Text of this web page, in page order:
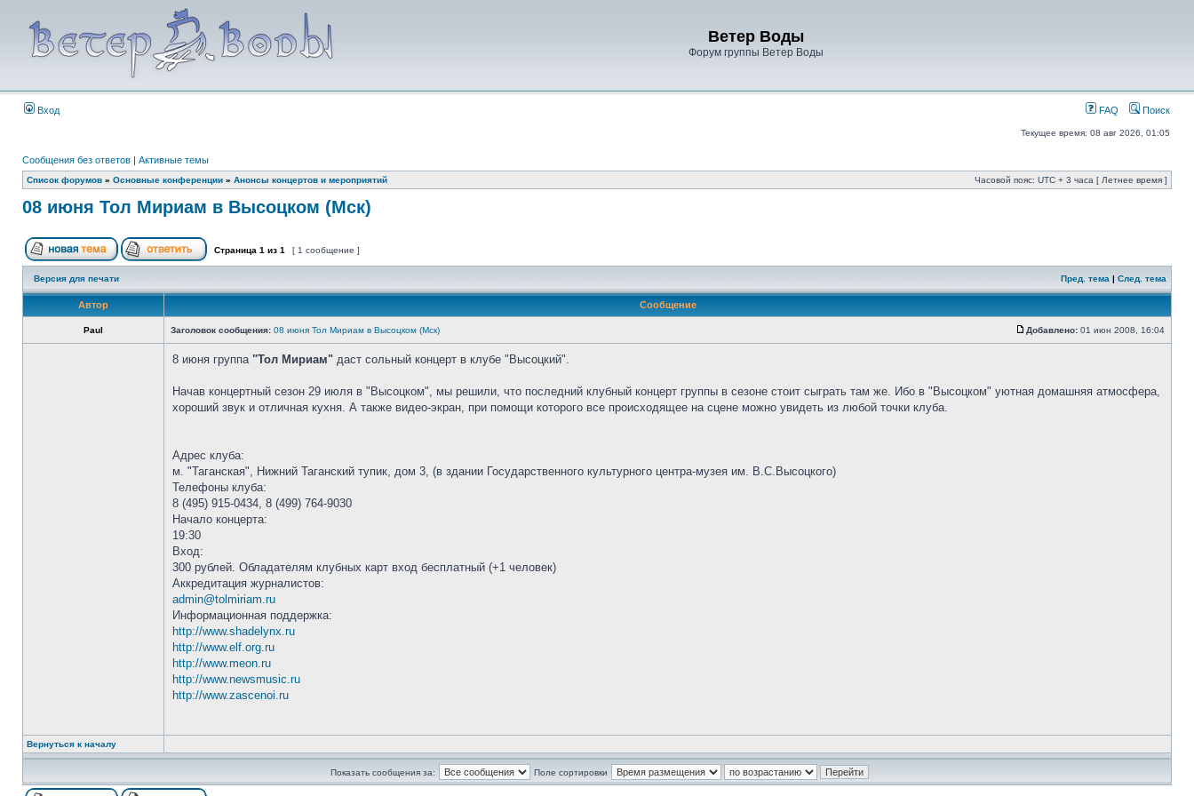
Ветер Воды
Форум группы Ветер Воды
Вход FAQ Поиск
Текущее время: 08 авг 2026, 01:05
Сообщения без ответов | Активные темы
Список форумов » Основные конференции » Анонсы концертов и мероприятий Часовой пояс: UTC + 3 часа [ Летнее время ]
08 июня Тол Мириам в Высоцком (Мск)
Страница 1 из 1 [ 1 сообщение ]
Версия для печати Пред. тема | След. тема
Автор Сообщение
Paul Заголовок сообщения: 08 июня Тол Мириам в Высоцком (Мск) Добавлено: 01 июн 2008, 16:04
8 июня группа "Тол Мириам" даст сольный концерт в клубе "Высоцкий".
Начав концертный сезон 29 июля в "Высоцком", мы решили, что последний клубный концерт группы в сезоне стоит сыграть там же. Ибо в "Высоцком" уютная домашняя атмосфера,
хороший звук и отличная кухня. А также видео-экран, при помощи которого все происходящее на сцене можно увидеть из любой точки клуба.
Адрес клуба:
м. "Таганская", Нижний Таганский тупик, дом 3, (в здании Государственного культурного центра-музея им. В.С.Высоцкого)
Телефоны клуба:
8 (495) 915-0434, 8 (499) 764-9030
Начало концерта:
19:30
Вход:
300 рублей. Обладателям клубных карт вход бесплатный (+1 человек)
Аккредитация журналистов:
admin@tolmiriam.ru
Информационная поддержка:
http://www.shadelynx.ru
http://www.elf.org.ru
http://www.meon.ru
http://www.newsmusic.ru
http://www.zascenoi.ru
Вернуться к началу
Показать сообщения за: Поле сортировки